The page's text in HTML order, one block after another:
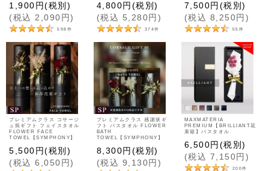
1,900円(税別)
(税込 2,090 円)
598 件
4,800円 (税別)
(税込 5,280円 )
374件
7,500円 (税別)
(税込 8,250円 )
55 件
プレミアムクラス コサージ
ュ筒ギフト フェイスタオル
FLOWER FACE
TOWEL【SYMPHONY】
5,500円(税別)
(税込 6,050 円)
プレミアムクラス 感謝状ギ
フト バスタオル FLOWER
BATH
TOWEL【SYMPHONY】
8,300円 (税別)
(税込 9,130円 )
MAXMATERIA
PREMIUM【BRILLIANT花
束箱】バスタオル
6,500円 (税別)
(税込 7,150円 )
200件